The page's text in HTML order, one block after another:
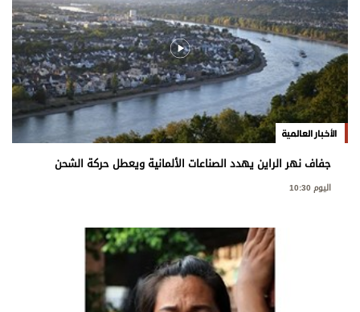
الأخبار العالمية
جفاف نهر الراين يهدد الصناعات الألمانية ويعطل حركة الشحن
اليوم 10:30